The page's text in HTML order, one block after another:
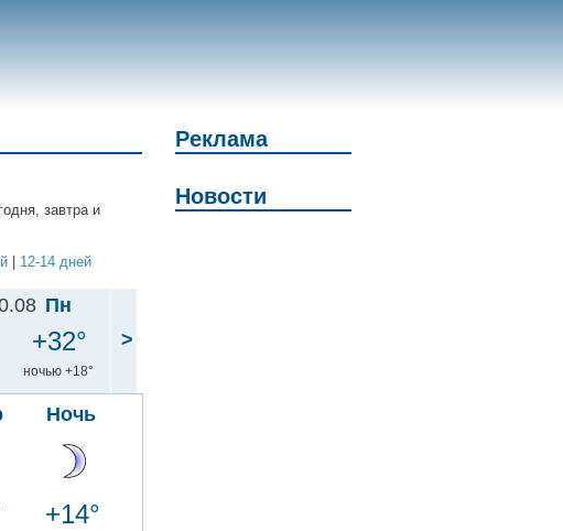
завтра и
12-14 дней
Ночь
+14°
Пн
+32°
ночью +18°
>
Реклама
Новости